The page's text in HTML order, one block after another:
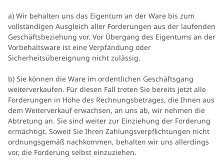
a) Wir behalten uns das Eigentum an der Ware bis zum
vollständigen Ausgleich aller Forderungen aus der laufenden
Geschäftsbeziehung vor. Vor Übergang des Eigentums an der
Vorbehaltsware ist eine Verpfändung oder
Sicherheitsübereignung nicht zulässig.
b) Sie können die Ware im ordentlichen Geschäftsgang
weiterverkaufen. Für diesen Fall treten Sie bereits jetzt alle
Forderungen in Höhe des Rechnungsbetrages, die Ihnen aus
dem Weiterverkauf erwachsen, an uns ab, wir nehmen die
Abtretung an. Sie sind weiter zur Einziehung der Forderung
ermächtigt. Soweit Sie Ihren Zahlungsverpflichtungen nicht
ordnungsgemäß nachkommen, behalten wir uns allerdings
vor, die Forderung selbst einzuziehen.